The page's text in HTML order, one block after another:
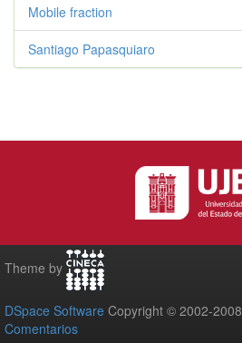
Mobile fraction
Santiago Papasquiaro
Theme by
DSpace Software Copyright © 2002-2008
Comentarios